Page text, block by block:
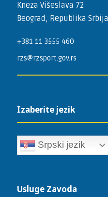
Kneza Višeslava 72
Beograd, Republika Srbija
+381 11 3555 460
rzs@rzsport.gov.rs
Izaberite jezik
Srpski jezik
Usluge Zavoda